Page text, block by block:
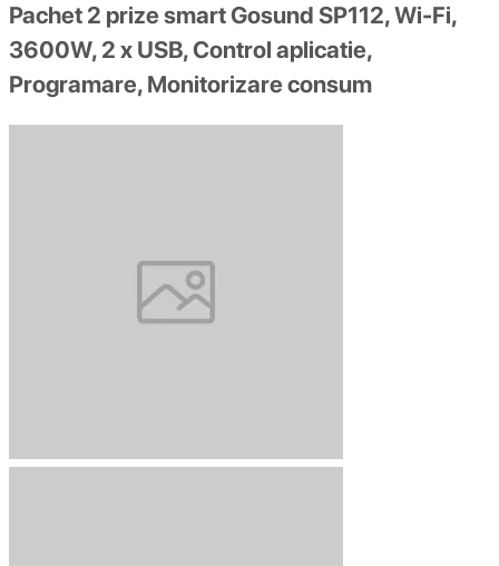
Pachet 2 prize smart Gosund SP112, Wi-Fi,
3600W, 2 x USB, Control aplicatie,
Programare, Monitorizare consum